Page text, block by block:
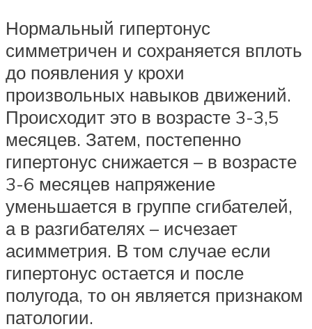
Нормальный гипертонус
симметричен и сохраняется вплоть
до появления у крохи
произвольных навыков движений.
Происходит это в возрасте 3-3,5
месяцев. Затем, постепенно
гипертонус снижается – в возрасте
3-6 месяцев напряжение
уменьшается в группе сгибателей,
а в разгибателях – исчезает
асимметрия. В том случае если
гипертонус остается и после
полугода, то он является признаком
патологии.